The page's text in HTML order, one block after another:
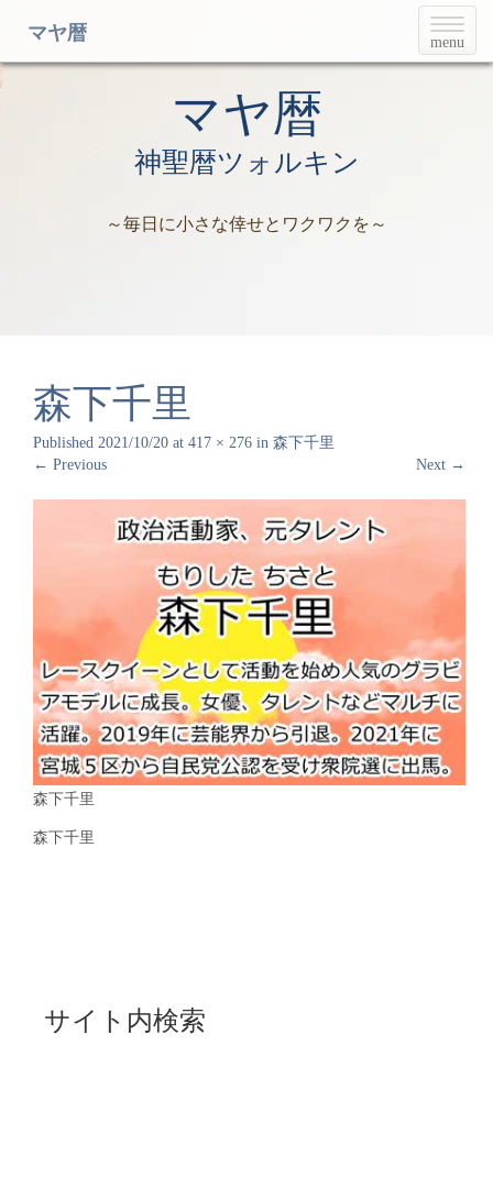
T
o
g
menu
マヤ暦
マヤ暦
神聖暦ツォルキン
～毎日に小さな倖せとワクワクを～
森下千里
Published 2021/10/20 at 417 × 276 in 森下千里
← Previous Next →
森下千里
森下千里
サイト内検索